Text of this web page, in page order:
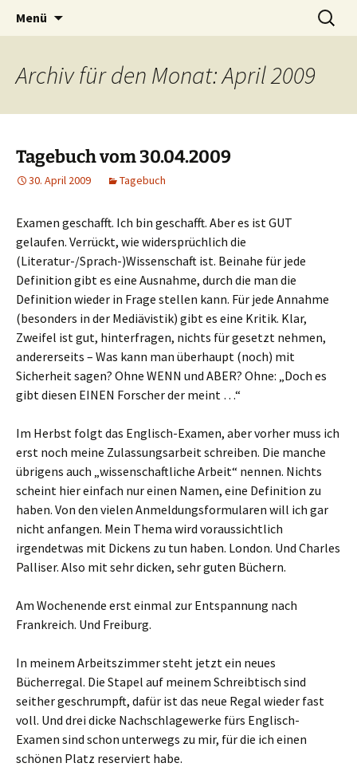
Timo Bader
Willkommen im Reich der Geschichten
Menü
Archiv für den Monat: April 2009
Tagebuch vom 30.04.2009
30. April 2009 Tagebuch
Examen geschafft. Ich bin geschafft. Aber es ist GUT
gelaufen. Verrückt, wie widersprüchlich die
(Literatur-/Sprach-)Wissenschaft ist. Beinahe für jede
Definition gibt es eine Ausnahme, durch die man die
Definition wieder in Frage stellen kann. Für jede Annahme
(besonders in der Mediävistik) gibt es eine Kritik. Klar,
Zweifel ist gut, hinterfragen, nichts für gesetzt nehmen,
andererseits – Was kann man überhaupt (noch) mit
Sicherheit sagen? Ohne WENN und ABER? Ohne: „Doch es
gibt diesen EINEN Forscher der meint …“
Im Herbst folgt das Englisch-Examen, aber vorher muss ich
erst noch meine Zulassungsarbeit schreiben. Die manche
übrigens auch „wissenschaftliche Arbeit“ nennen. Nichts
scheint hier einfach nur einen Namen, eine Definition zu
haben. Von den vielen Anmeldungsformularen will ich gar
nicht anfangen. Mein Thema wird voraussichtlich
irgendetwas mit Dickens zu tun haben. London. Und Charles
Palliser. Also mit sehr dicken, sehr guten Büchern.
Am Wochenende erst einmal zur Entspannung nach
Frankreich. Und Freiburg.
In meinem Arbeitszimmer steht jetzt ein neues
Bücherregal. Die Stapel auf meinem Schreibtisch sind
seither geschrumpft, dafür ist das neue Regal wieder fast
voll. Und drei dicke Nachschlagewerke fürs Englisch-
Examen sind schon unterwegs zu mir, für die ich einen
schönen Platz reserviert habe.